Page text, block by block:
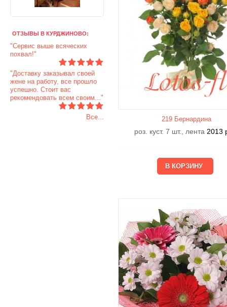
ОТЗЫВЫ В КУРДЖИНОВО:
"Сервис выше всяческих
похвал!"
"Доставку заказывал своей
жене на работу, все прошло
успешно. Стоит вас
рекомендовать всем своим..."
Все... 219 Бернардина
роз. куст. 7 шт., лента2013